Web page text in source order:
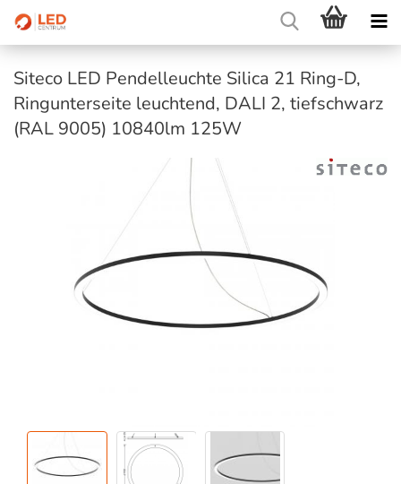
Siteco LED Pendelleuchte Silica 21 Ring-D,
Ringunterseite leuchtend, DALI 2, tiefschwarz
(RAL 9005) 10840lm 125W